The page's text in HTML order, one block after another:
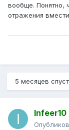
вообще. Понятно,
отражения
5 месяцев
Infeer10